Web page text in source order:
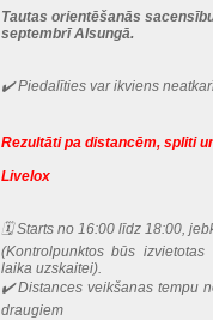
Tautas orientēšanās
septembrī Alsungā.
✔️ Piedalīties var ikviens
Rezultāti pa distancēm, spliti
Livelox
🗓 Starts no 16:00 līdz 18:00,
(Kontrolpunktos būs
laika uzskaitei).
✔️ Distances veikšanas tempu
draugiem